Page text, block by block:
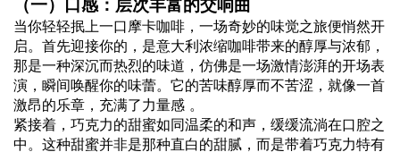
（一）口感：层次丰富的交响曲
当你轻轻抿上一口摩卡咖啡，一场奇妙的味觉之旅便悄然开
启。首先迎接你的，是意大利浓缩咖啡带来的醇厚与浓郁，
那是一种深沉而热烈的味道，仿佛是一场激情澎湃的开场表
演，瞬间唤醒你的味蕾。它的苦味醇厚而不苦涩，就像一首
激昂的乐章，充满了力量感 。
紧接着，巧克力的甜蜜如同温柔的和声，缓缓流淌在口腔之
中。这种甜蜜并非是那种直白的甜腻，而是带着巧克力特有